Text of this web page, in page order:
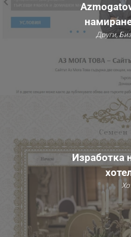
Други,
Изработка